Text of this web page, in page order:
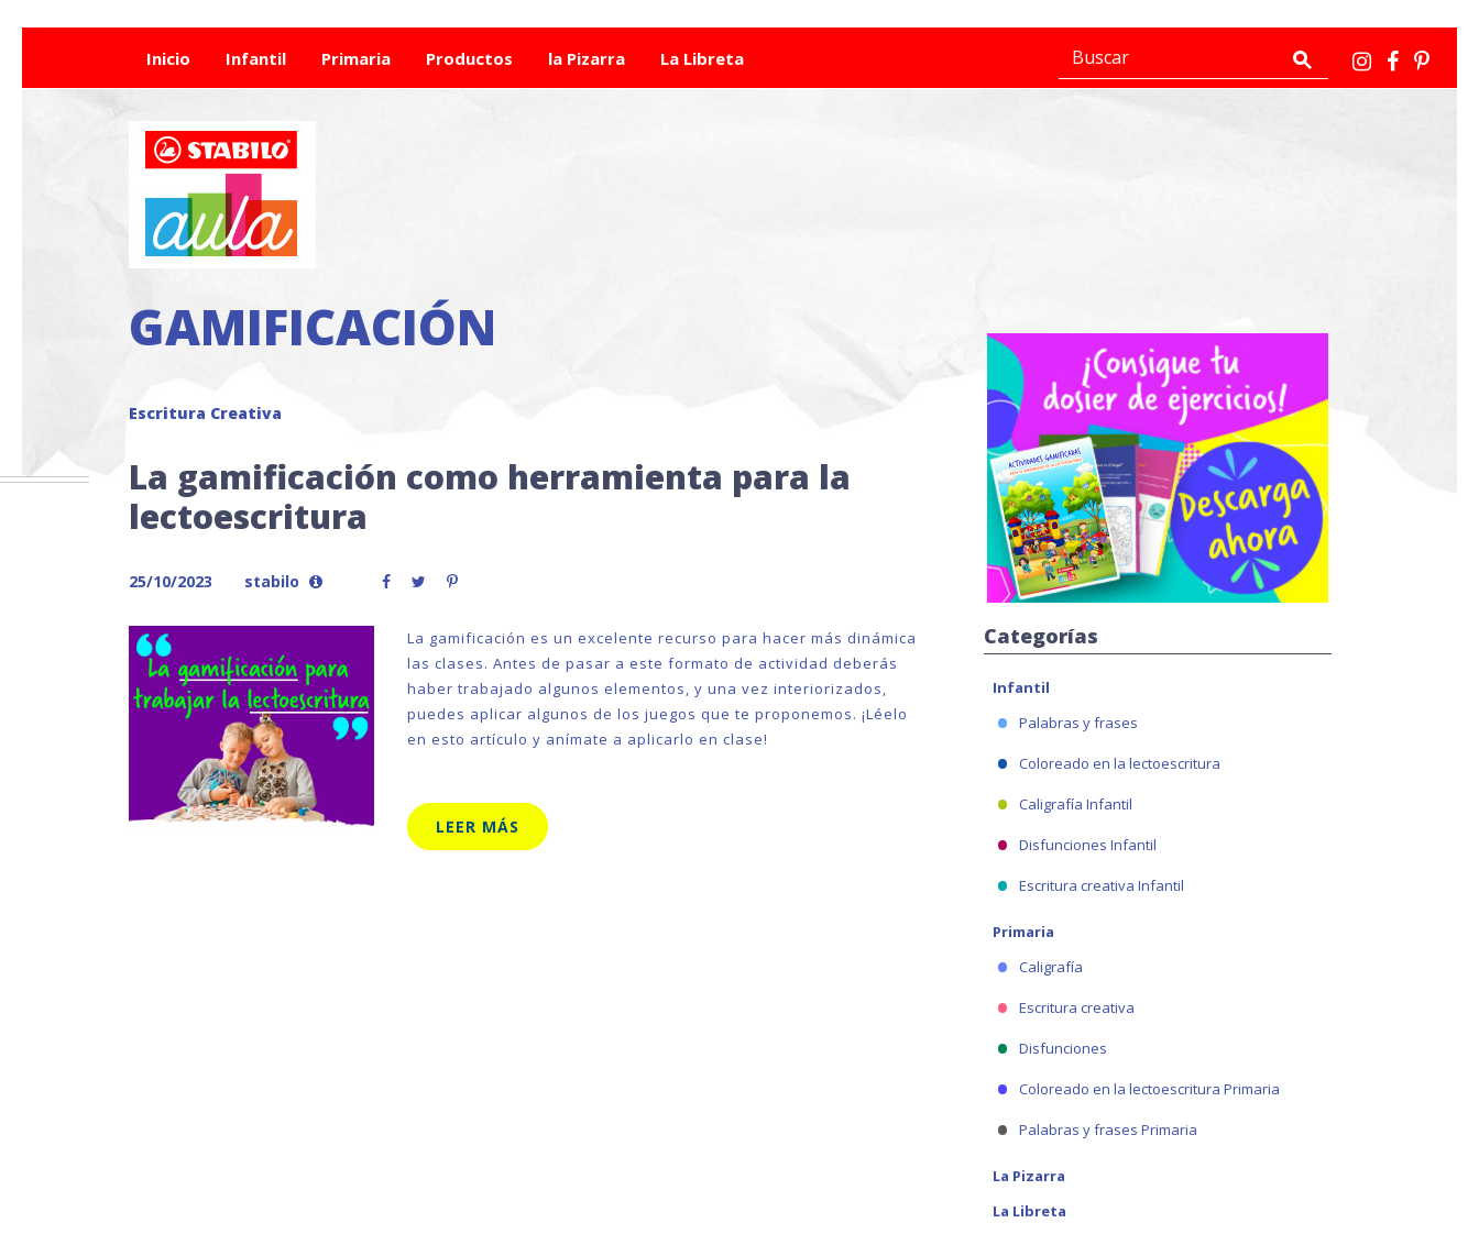
Inicio Infantil Primaria Productos la Pizarra La Libreta
GAMIFICACIÓN
Escritura Creativa
La gamificación como herramienta para la
lectoescritura
25/10/2023 stabilo
La gamificación es un excelente recurso para hacer más dinámica
las clases. Antes de pasar a este formato de actividad deberás
haber trabajado algunos elementos, y una vez interiorizados,
puedes aplicar algunos de los juegos que te proponemos. ¡Léelo
en esto artículo y anímate a aplicarlo en clase!
LEER MÁS
Categorías
Infantil
Palabras y frases
Coloreado en la lectoescritura
Caligrafía Infantil
Disfunciones Infantil
Escritura creativa Infantil
Primaria
Caligrafía
Escritura creativa
Disfunciones
Coloreado en la lectoescritura Primaria
Palabras y frases Primaria
La Pizarra
La Libreta